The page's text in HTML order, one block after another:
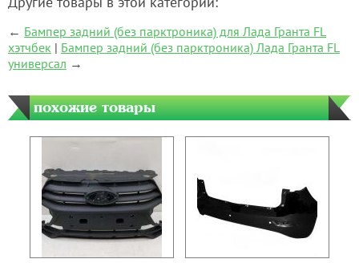
← Бампер задний (без парктроника) для Лада Гранта FL
хэтчбек | Бампер задний (без парктроника) Лада Гранта FL
универсал →
похожие товары